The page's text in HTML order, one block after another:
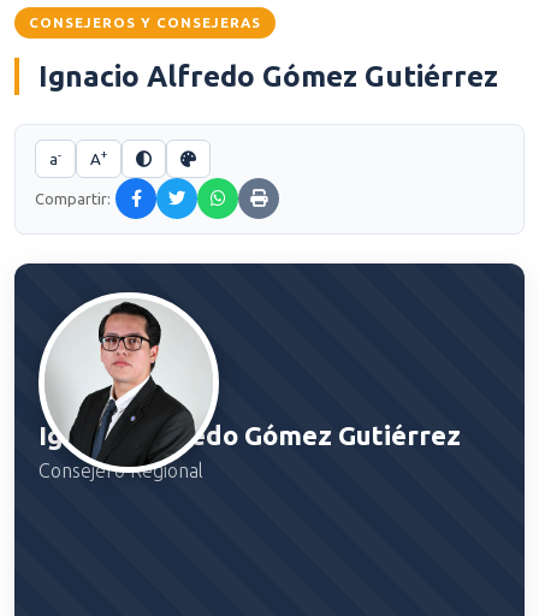
CONSEJEROS Y CONSEJERAS
Ignacio Alfredo Gómez Gutiérrez
a- A+
Compartir:
Ignacio Alfredo Gómez Gutiérrez
Consejero Regional